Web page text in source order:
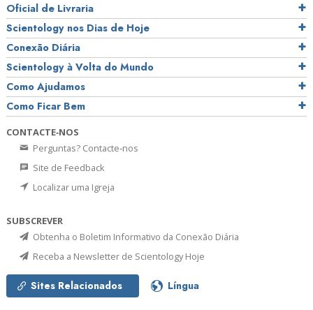
Oficial de Livraria
Scientology nos Dias de Hoje
Conexão Diária
Scientology à Volta do Mundo
Como Ajudamos
Como Ficar Bem
CONTACTE‑NOS
Perguntas? Contacte‑nos
Site de Feedback
Localizar uma Igreja
SUBSCREVER
Obtenha o Boletim Informativo da Conexão Diária
Receba a Newsletter de Scientology Hoje
Sites Relacionados Língua